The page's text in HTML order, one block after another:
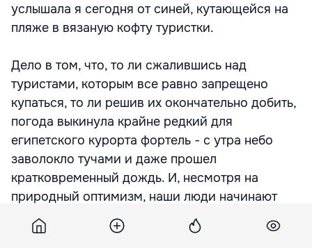
услышала я сегодня от синей, кутающейся на
пляже в вязаную кофту туристки.
Дело в том, что, то ли сжалившись над
туристами, которым все равно запрещено
купаться, то ли решив их окончательно добить,
погода выкинула крайне редкий для
египетского курорта фортель - с утра небо
заволокло тучами и даже прошел
кратковременный дождь. И, несмотря на
природный оптимизм, наши люди начинают
падать духом. Но на это похолодание втайне
надеются работники отелей: «Ведь если теплые